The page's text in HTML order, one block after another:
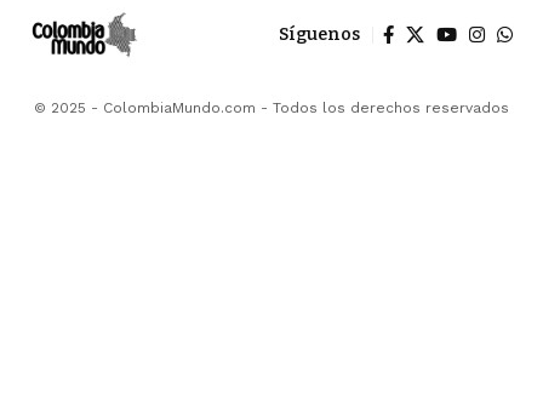
Síguenos
© 2025 - ColombiaMundo.com - Todos los derechos reservados